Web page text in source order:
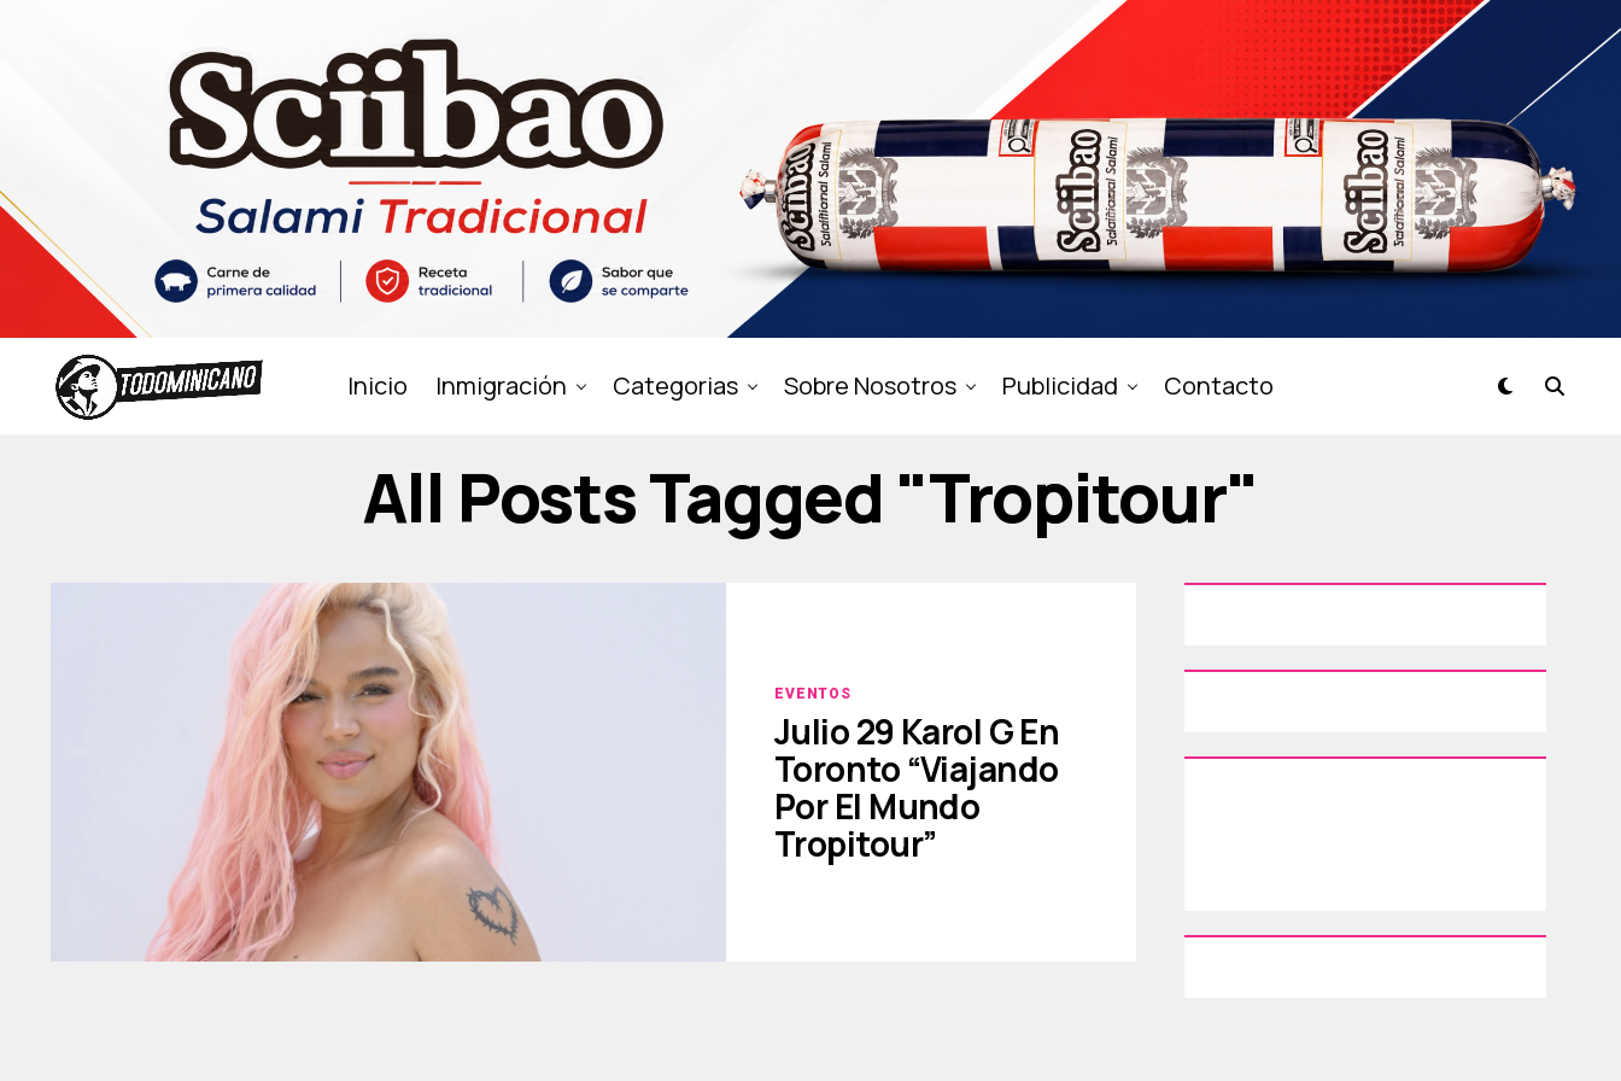
Inicio Inmigración Categorias Sobre Nosotros Publicidad Contacto
All Posts Tagged "tropitour"
EVENTOS
Julio 29 Karol G En
Toronto “Viajando
Por El Mundo
Tropitour”